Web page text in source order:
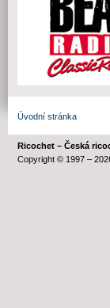
Úvodní stránka
Ricochet – Česká
Copyright © 1997 –